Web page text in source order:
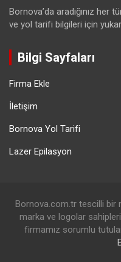
Bornova’da aradığınız her
ve yol tarifi bilgileri için
Bilgi Sayfaları
Firma Ekle
İletişim
Bornova Yol Tarifi
Lazer Epilasyon
Bornova.com.tr tescilli bir
marka ve logolar
firmamız sorumlu